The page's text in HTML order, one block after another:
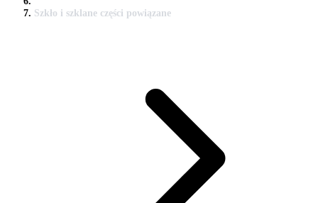
Szkło i szklane części powiązane